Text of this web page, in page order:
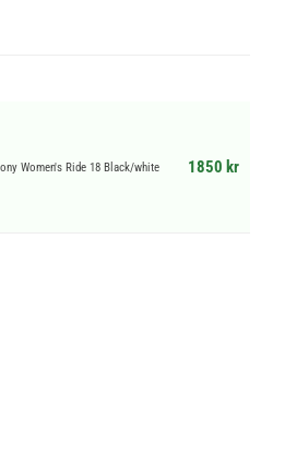
Women's Ride 18 Black/white 1850 kr